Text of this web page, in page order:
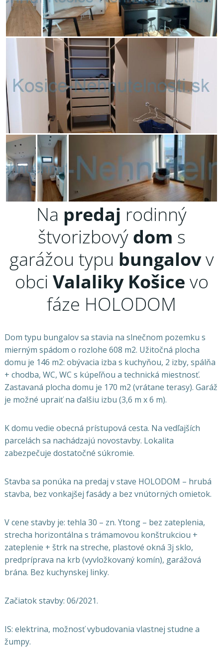
Na predaj rodinný
štvorizbový dom s
garážou typu bungalovv
obci Valaliky Košice vo
fáze HOLODOM
Dom typu bungalov sa stavia na slnečnom pozemku s
mierným spádom o rozlohe 608 m2. Užitočná plocha
domu je 146 m2: obývacia izba s kuchyňou, 2 izby, spálňa
+ chodba, WC, WC s kúpeľňou a technická miestnosť.
Zastavaná plocha domu je 170 m2 (vrátane terasy). Garáž
je možné upraiť na ďalšiu izbu (3,6 m x 6 m).
K domu vedie obecná prístupová cesta. Na vedľajších
parcelách sa nachádzajú novostavby. Lokalita
zabezpečuje dostatočné súkromie.
Stavba sa ponúka na predaj v stave HOLODOM – hrubá
stavba, bez vonkajšej fasády a bez vnútorných omietok.
V cene stavby je: tehla 30 – zn. Ytong – bez zateplenia,
strecha horizontálna s trámamovou konštrukciou +
zateplenie + štrk na streche, plastové okná 3j sklo,
predpríprava na krb (vyvložkovaný komín), garážová
brána. Bez kuchynskej linky.
Začiatok stavby: 06/2021.
IS: elektrina, možnosť vybudovania vlastnej studne a
žumpy.